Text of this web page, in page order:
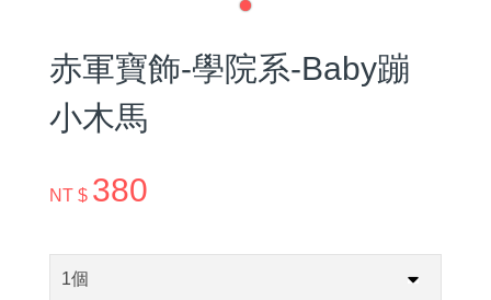
赤軍寶飾-學院系-Baby蹦
小木馬
NT $ 380